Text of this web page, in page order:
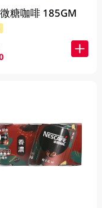
糖咖啡 185GM